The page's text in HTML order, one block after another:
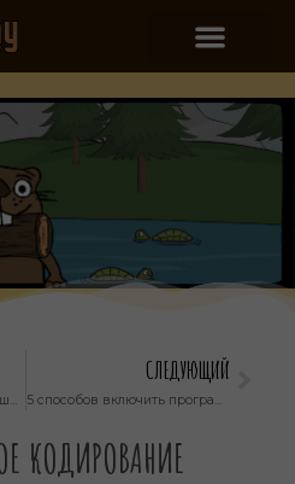
Рекомендации учителя: лучшие сайты для обучения программированию
СЛЕДУЮЩИЙ
5 способов включить программирование в свой класс
КОДИРОВАНИЕ